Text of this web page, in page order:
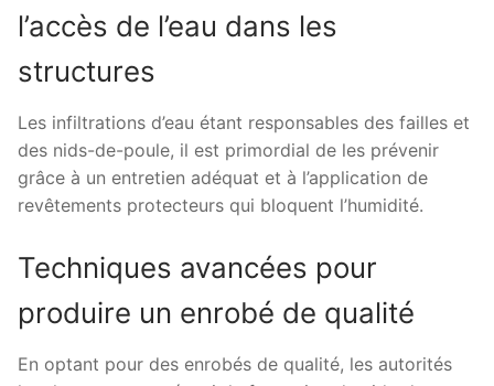
l’accès de l’eau dans les
structures
Les infiltrations d’eau étant responsables des failles et
des nids-de-poule, il est primordial de les prévenir
grâce à un entretien adéquat et à l’application de
revêtements protecteurs qui bloquent l’humidité.
Techniques avancées pour
produire un enrobé de qualité
En optant pour des enrobés de qualité, les autorités